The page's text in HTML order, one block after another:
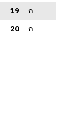
19
ก
20 ก